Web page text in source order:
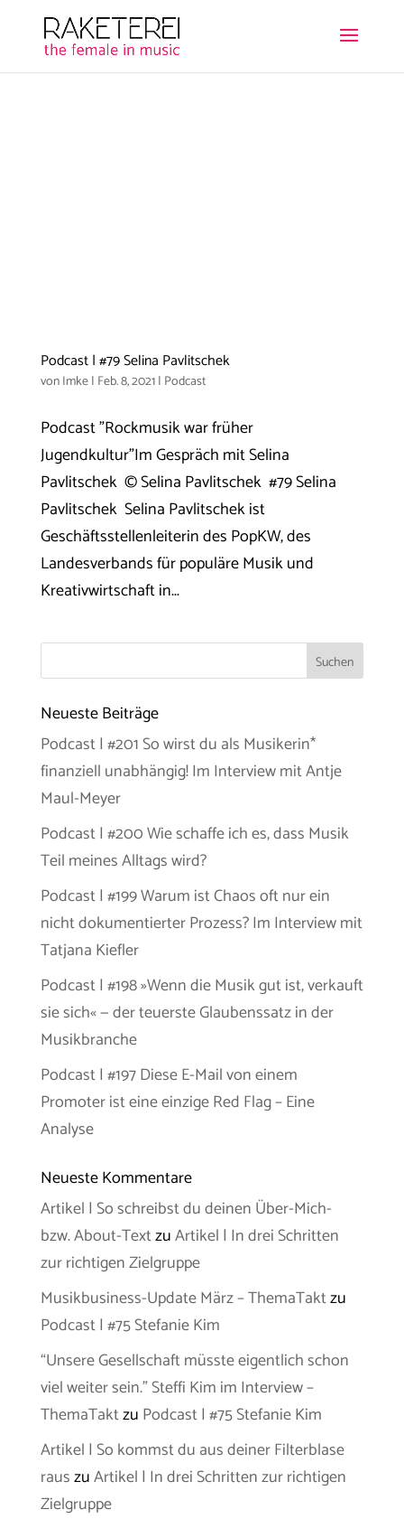
Podcast | #79 Selina Pavlitschek
vonImke| Feb. 8, 2021| Podcast
Podcast "Rockmusik war früher
Jugendkultur"Im Gespräch mit Selina
Pavlitschek © Selina Pavlitschek #79 Selina
Pavlitschek Selina Pavlitschek ist
Geschäftsstellenleiterin des PopKW, des
Landesverbands für populäre Musik und
Kreativwirtschaft in...
Neueste Beiträge
Podcast | #201 So wirst du als Musikerin*
finanziell unabhängig! Im Interview mit Antje
Maul-Meyer
Podcast | #200 Wie schaffe ich es, dass Musik
Teil meines Alltags wird?
Podcast | #199 Warum ist Chaos oft nur ein
nicht dokumentierter Prozess? Im Interview mit
Tatjana Kiefler
Podcast | #198 »Wenn die Musik gut ist, verkauft
sie sich« — der teuerste Glaubenssatz in der
Musikbranche
Podcast | #197 Diese E-Mail von einem
Promoter ist eine einzige Red Flag – Eine
Analyse
Neueste Kommentare
Artikel | So schreibst du deinen Über-Mich-
bzw. About-TextzuArtikel | In drei Schritten
zur richtigen Zielgruppe
Musikbusiness-Update März – ThemaTaktzu
Podcast | #75 Stefanie Kim
“Unsere Gesellschaft müsste eigentlich schon
viel weiter sein.” Steffi Kim im Interview –
ThemaTaktzu Podcast | #75 Stefanie Kim
Artikel | So kommst du aus deiner Filterblase
rauszuArtikel | In drei Schritten zur richtigen
Zielgruppe